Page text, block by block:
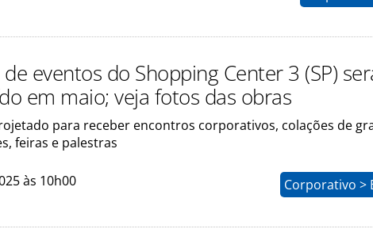
de eventos do Shopping Center 3 (SP)
em maio; veja fotos das obras
para receber encontros corporativos, colações de
feiras e palestras
às 10h00 Corporativo >